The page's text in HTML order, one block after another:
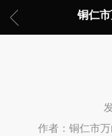
铜仁
作者：铜仁市